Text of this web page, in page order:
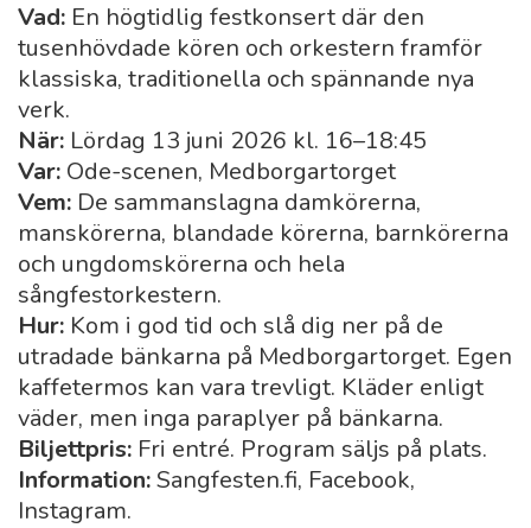
Vad: En högtidlig festkonsert där den
tusenhövdade kören och orkestern framför
klassiska, traditionella och spännande nya
verk.
När: Lördag 13 juni 2026 kl. 16–18:45
Var: Ode-scenen, Medborgartorget
Vem: De sammanslagna damkörerna,
manskörerna, blandade körerna, barnkörerna
och ungdomskörerna och hela
sångfestorkestern.
Hur: Kom i god tid och slå dig ner på de
utradade bänkarna på Medborgartorget. Egen
kaffetermos kan vara trevligt. Kläder enligt
väder, men inga paraplyer på bänkarna.
Biljettpris: Fri entré. Program säljs på plats.
Information:Sangfesten.fi, Facebook,
Instagram.